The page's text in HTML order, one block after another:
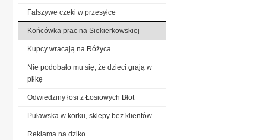
Fałszywe czeki w przesyłce
Końcówka prac na Siekierkowskiej
Kupcy wracają na Różyca
Nie podobało mu się, że dzieci grają w
piłkę
Odwiedziny łosi z Łosiowych Błot
Puławska w korku, sklepy bez klientów
Reklama na dziko